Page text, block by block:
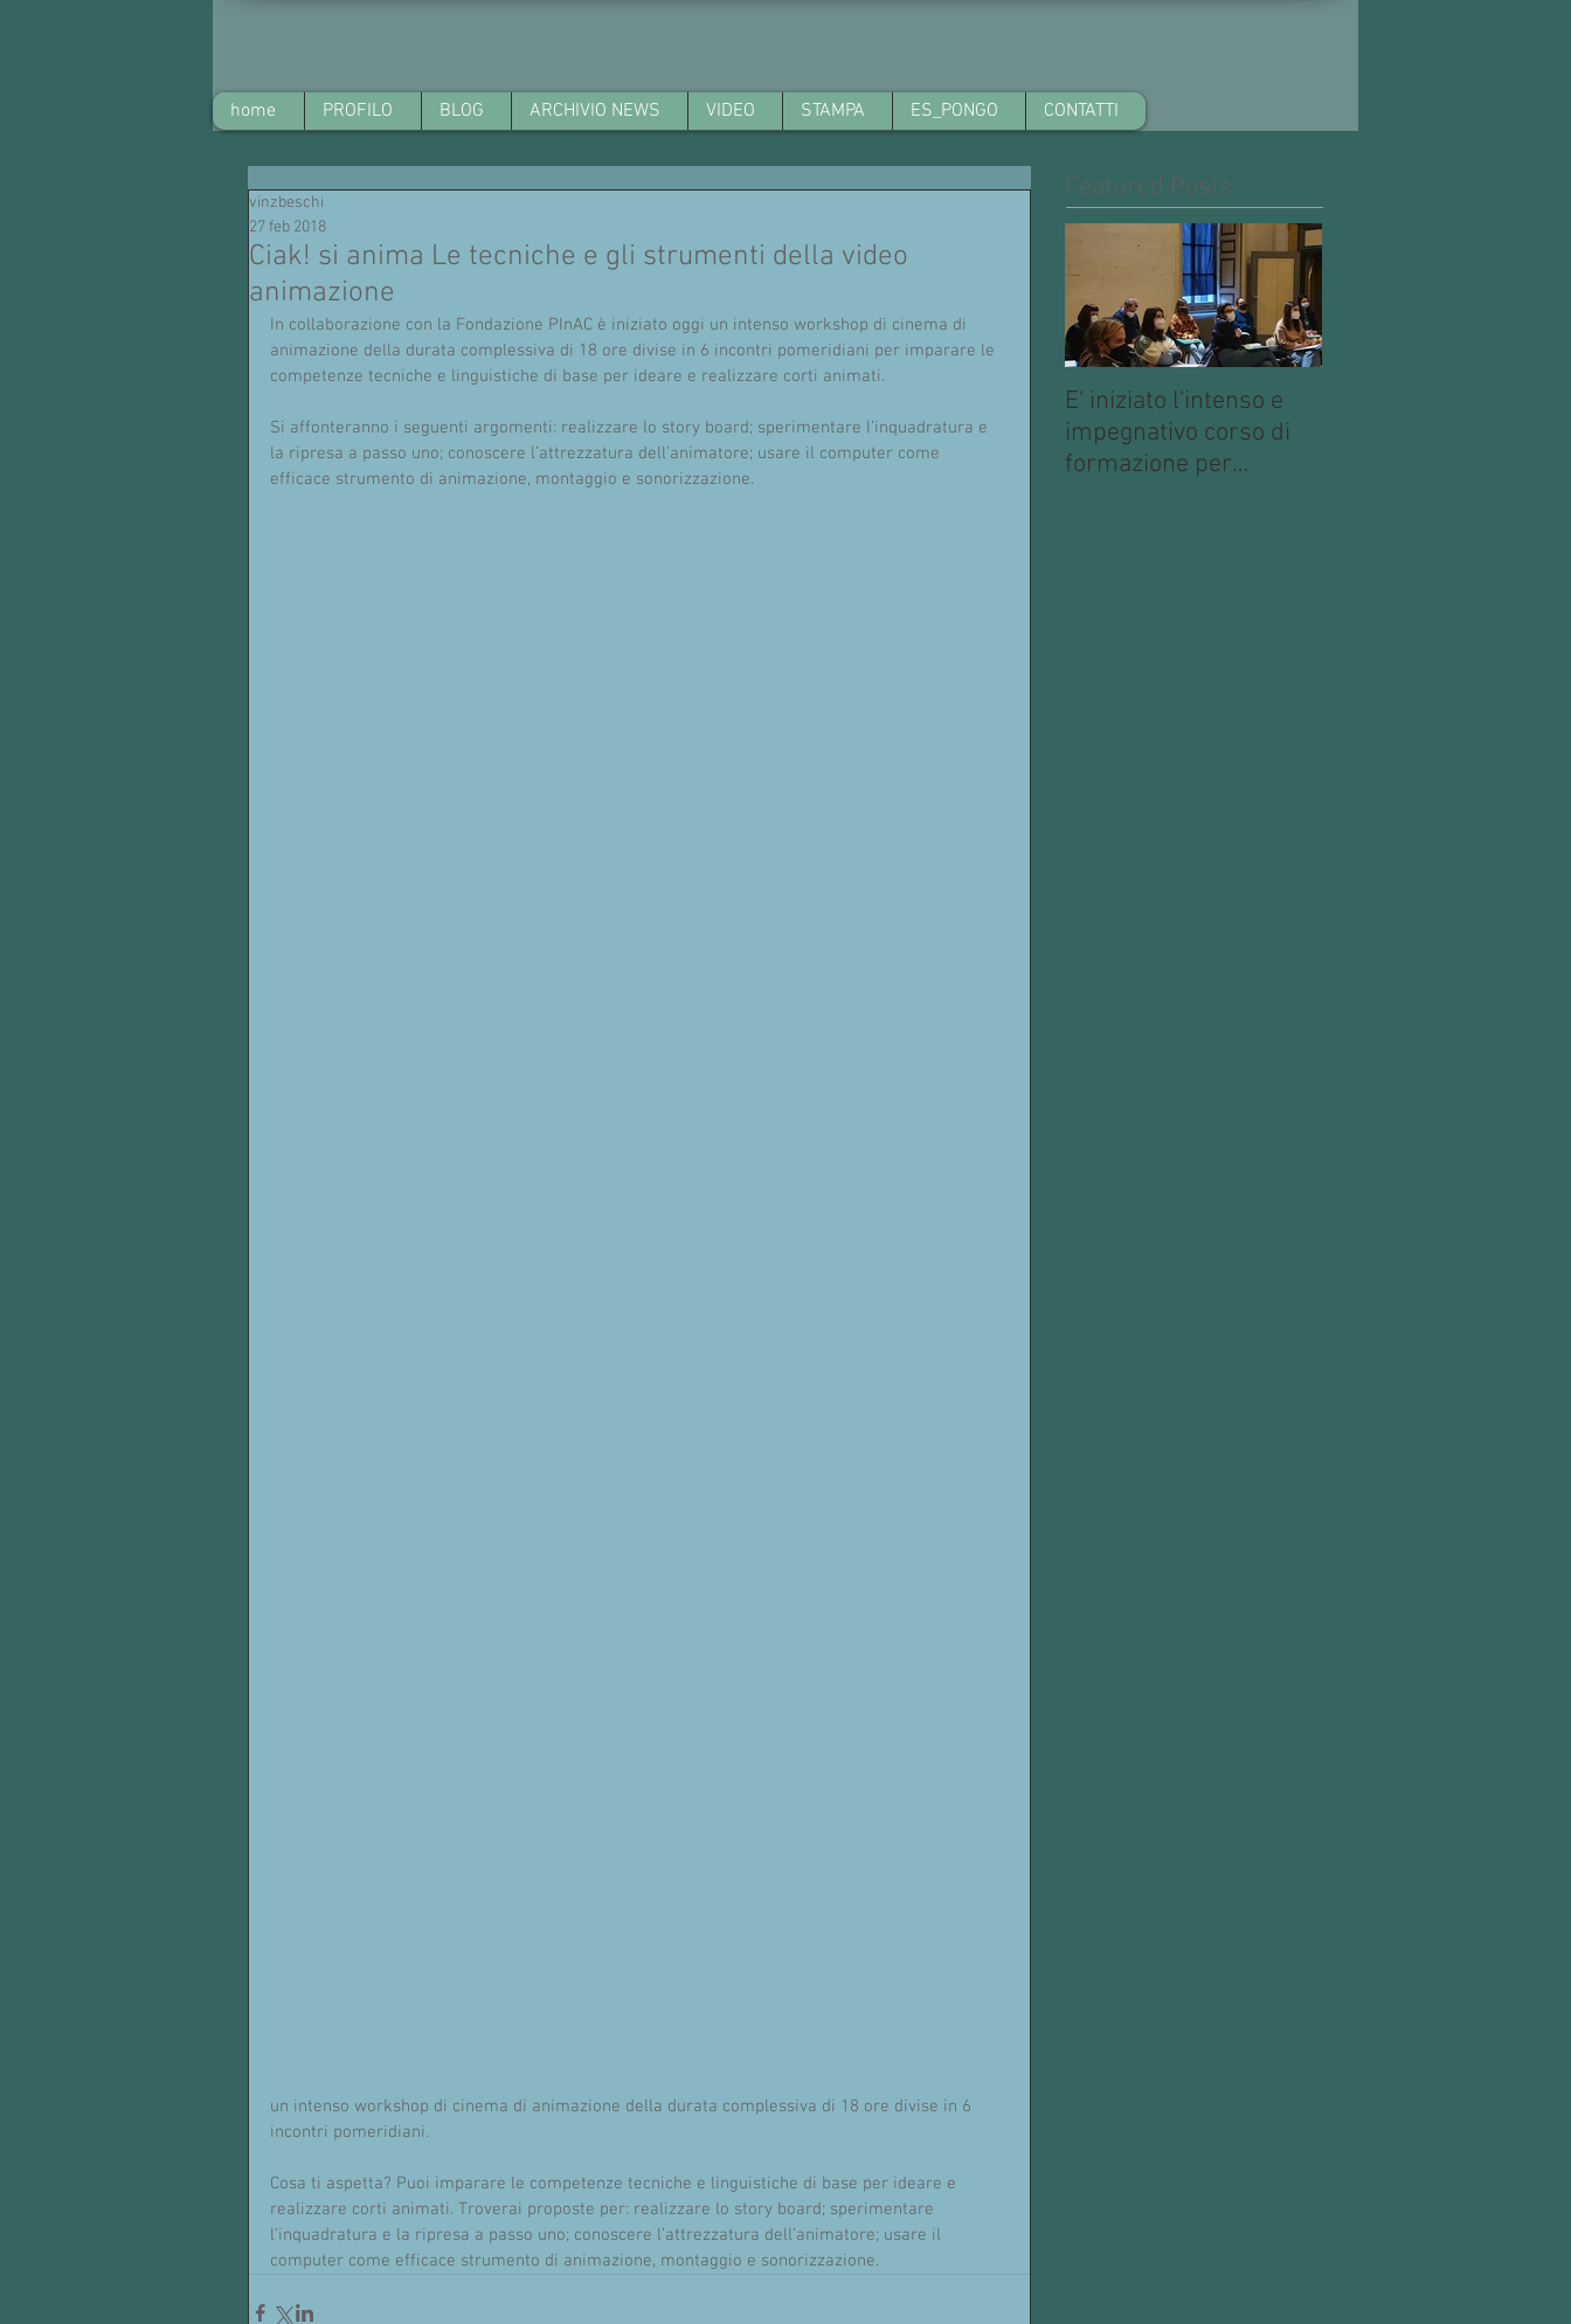
home PROFILO BLOG ARCHIVIO NEWS VIDEO STAMPA ES_PONGO CONTATTI
Ciak! si anima Le tecniche e gli strumenti della video
animazione
vinzbeschi
27 feb 2018
In collaborazione con la Fondazione PInAC è iniziato oggi un intenso workshop di cinema di
animazione della durata complessiva di 18 ore divise in 6 incontri pomeridiani per imparare le
competenze tecniche e linguistiche di base per ideare e realizzare corti animati.
Si affonteranno i seguenti argomenti: realizzare lo story board; sperimentare l’inquadratura e
la ripresa a passo uno; conoscere l’attrezzatura dell’animatore; usare il computer come
efficace strumento di animazione, montaggio e sonorizzazione.
un intenso workshop di cinema di animazione della durata complessiva di 18 ore divise in 6
incontri pomeridiani.
Cosa ti aspetta? Puoi imparare le competenze tecniche e linguistiche di base per ideare e
realizzare corti animati. Troverai proposte per: realizzare lo story board; sperimentare
l’inquadratura e la ripresa a passo uno; conoscere l’attrezzatura dell’animatore; usare il
computer come efficace strumento di animazione, montaggio e sonorizzazione.
Featured Posts
E' iniziato l'intenso e
impegnativo corso di
formazione per